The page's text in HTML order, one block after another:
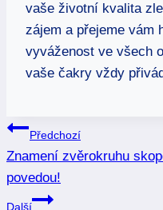
vaše životní kvalita
zájem a přejeme vám
vyváženost ve všech
vaše čakry vždy
Navigace
pro
příspěvek
Předchozí
Znamení zvěrokruhu
povedou!
Další